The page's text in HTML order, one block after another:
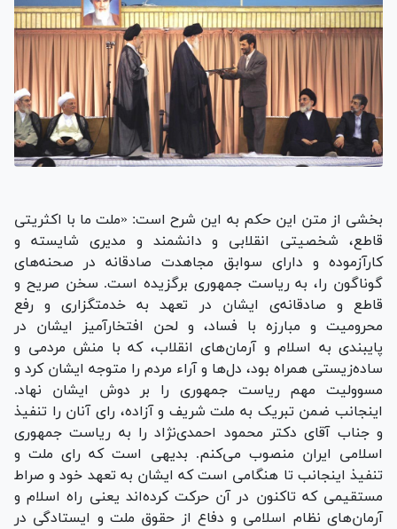
بخشی از متن این حکم به این شرح است: «ملت ما با اکثریتی
قاطع، شخصیتی انقلابی و دانشمند و مدیری شایسته و
کارآزموده و دارای سوابق مجاهدت صادقانه در صحنه‌های
گوناگون را، به ریاست جمهوری برگزیده است. سخن صریح و
قاطع و صادقانه‌ی ایشان در تعهد به خدمتگزاری و رفع
محرومیت و مبارزه با فساد، و لحن افتخارآمیز ایشان در
پایبندی به اسلام و آرمان‌های انقلاب، که با منش مردمی و
ساده‌زیستی همراه بود، دل‌ها و آراء مردم را متوجه ایشان کرد و
مسوولیت مهم ریاست جمهوری را بر دوش ایشان نهاد.
اینجانب ضمن تبریک به ملت شریف و آزاده، رای آنان را تنفیذ
و جناب آقای دکتر محمود احمدی‌نژاد را به ریاست جمهوری
اسلامی ایران منصوب می‌کنم. بدیهی است که رای ملت و
تنفیذ اینجانب تا هنگامی است که ایشان به تعهد خود و صراط
مستقیمی که تاکنون در آن حرکت کرده‌اند یعنی راه اسلام و
آرمان‌های نظام اسلامی و دفاع از حقوق ملت و ایستادگی در